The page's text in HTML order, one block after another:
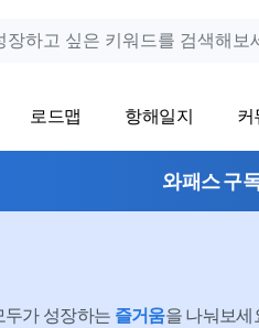
로드맵 항해일지 커
와패스 구
두가 성장하는 즐거움을 나눠보세